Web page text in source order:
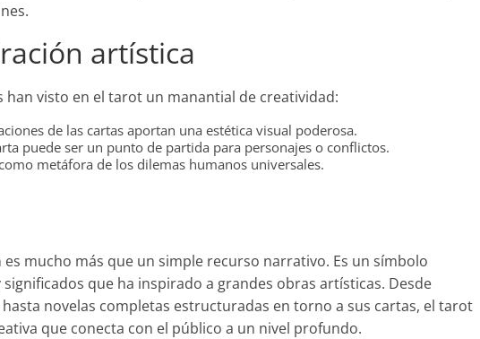
artística
visto en el tarot un manantial de creatividad:
de las cartas aportan una estética visual poderosa.
puede ser un punto de partida para personajes o conflictos.
metáfora de los dilemas humanos universales.
es mucho más que un simple recurso narrativo. Es un símbolo
que ha inspirado a grandes obras artísticas. Desde
novelas completas estructuradas en torno a sus cartas, el tarot
que conecta con el público a un nivel profundo.